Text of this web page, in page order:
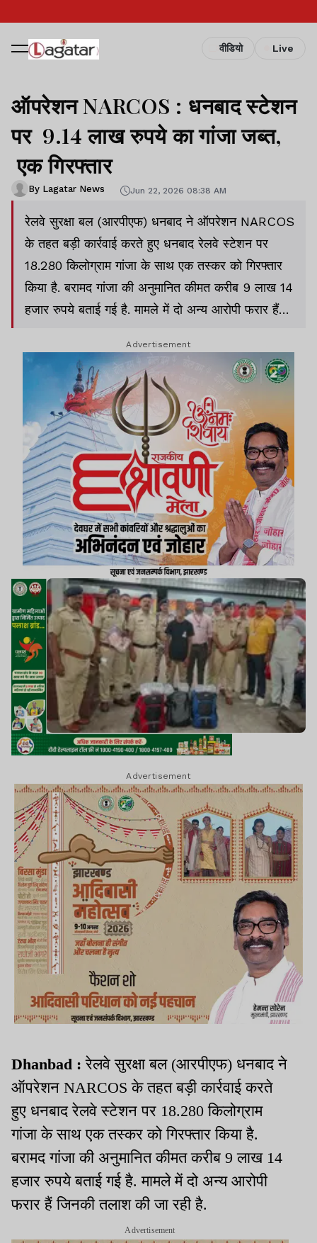
वीडियो Live
ऑपरेशन NARCOS : धनबाद स्टेशन
पर 9.14 लाख रुपये का गांजा जब्त,
एक गिरफ्तार
By Lagatar News Jun 22, 2026 08:38 AM
रेलवे सुरक्षा बल (आरपीएफ) धनबाद ने ऑपरेशन NARCOS
के तहत बड़ी कार्रवाई करते हुए धनबाद रेलवे स्टेशन पर
18.280 किलोग्राम गांजा के साथ एक तस्कर को गिरफ्तार
किया है. बरामद गांजा की अनुमानित कीमत करीब 9 लाख 14
हजार रुपये बताई गई है. मामले में दो अन्य आरोपी फरार हैं
Advertisement
Advertisement
Dhanbad :रेलवे सुरक्षा बल (आरपीएफ) धनबाद ने
ऑपरेशन NARCOS के तहत बड़ी कार्रवाई करते
हुए धनबाद रेलवे स्टेशन पर 18.280 किलोग्राम
गांजा के साथ एक तस्कर को गिरफ्तार किया है.
बरामद गांजा की अनुमानित कीमत करीब 9 लाख 14
हजार रुपये बताई गई है. मामले में दो अन्य आरोपी
फरार हैं जिनकी तलाश की जा रही है.
Advertisement